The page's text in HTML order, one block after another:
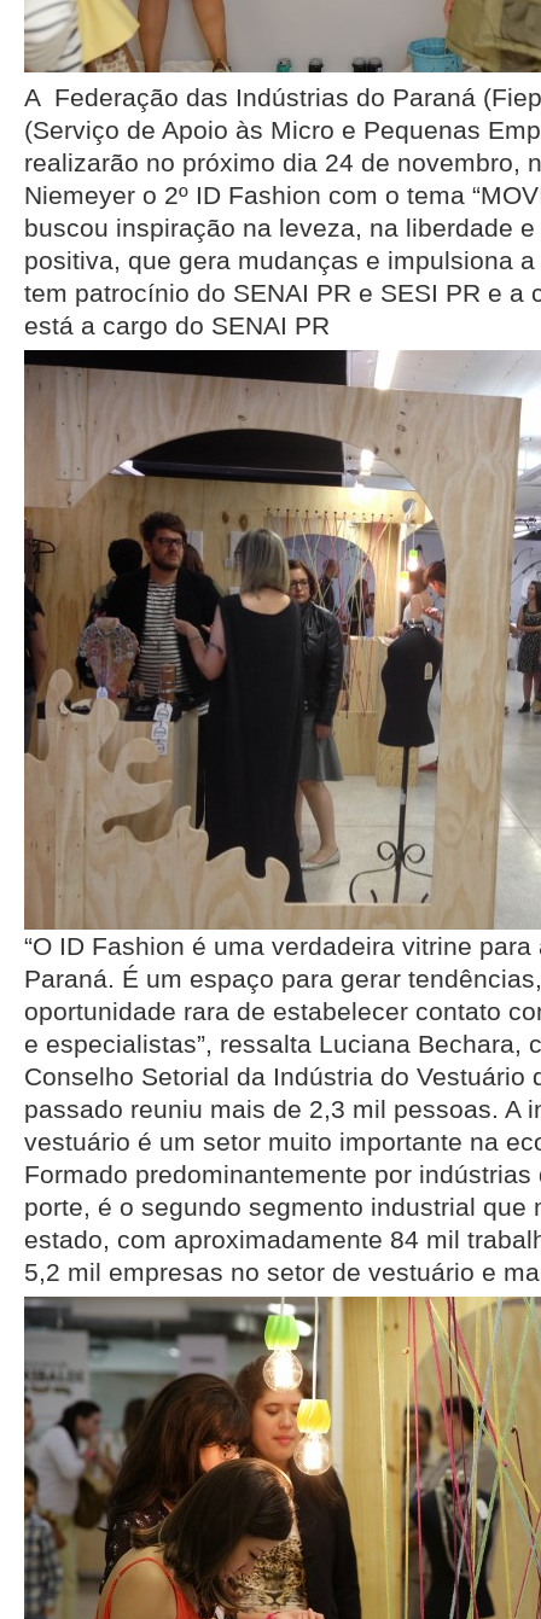
A Federação das Indústrias do Paraná
(Serviço de Apoio às Micro e Pequenas
realizarão no próximo dia 24 de novembro,
Niemeyer o 2º ID Fashion com o tema
buscou inspiração na leveza, na liberdade
positiva, que gera mudanças e impulsiona
tem patrocínio do SENAI PR e SESI PR e a
está a cargo do SENAI PR
“O ID Fashion é uma verdadeira vitrine
Paraná. É um espaço para gerar
oportunidade rara de estabelecer contato
e especialistas”, ressalta Luciana Bechara,
Conselho Setorial da Indústria do Vestuário
passado reuniu mais de 2,3 mil pessoas. A
vestuário é um setor muito importante na
Formado predominantemente por
porte, é o segundo segmento industrial que
estado, com aproximadamente 84 mil
5,2 mil empresas no setor de vestuário e